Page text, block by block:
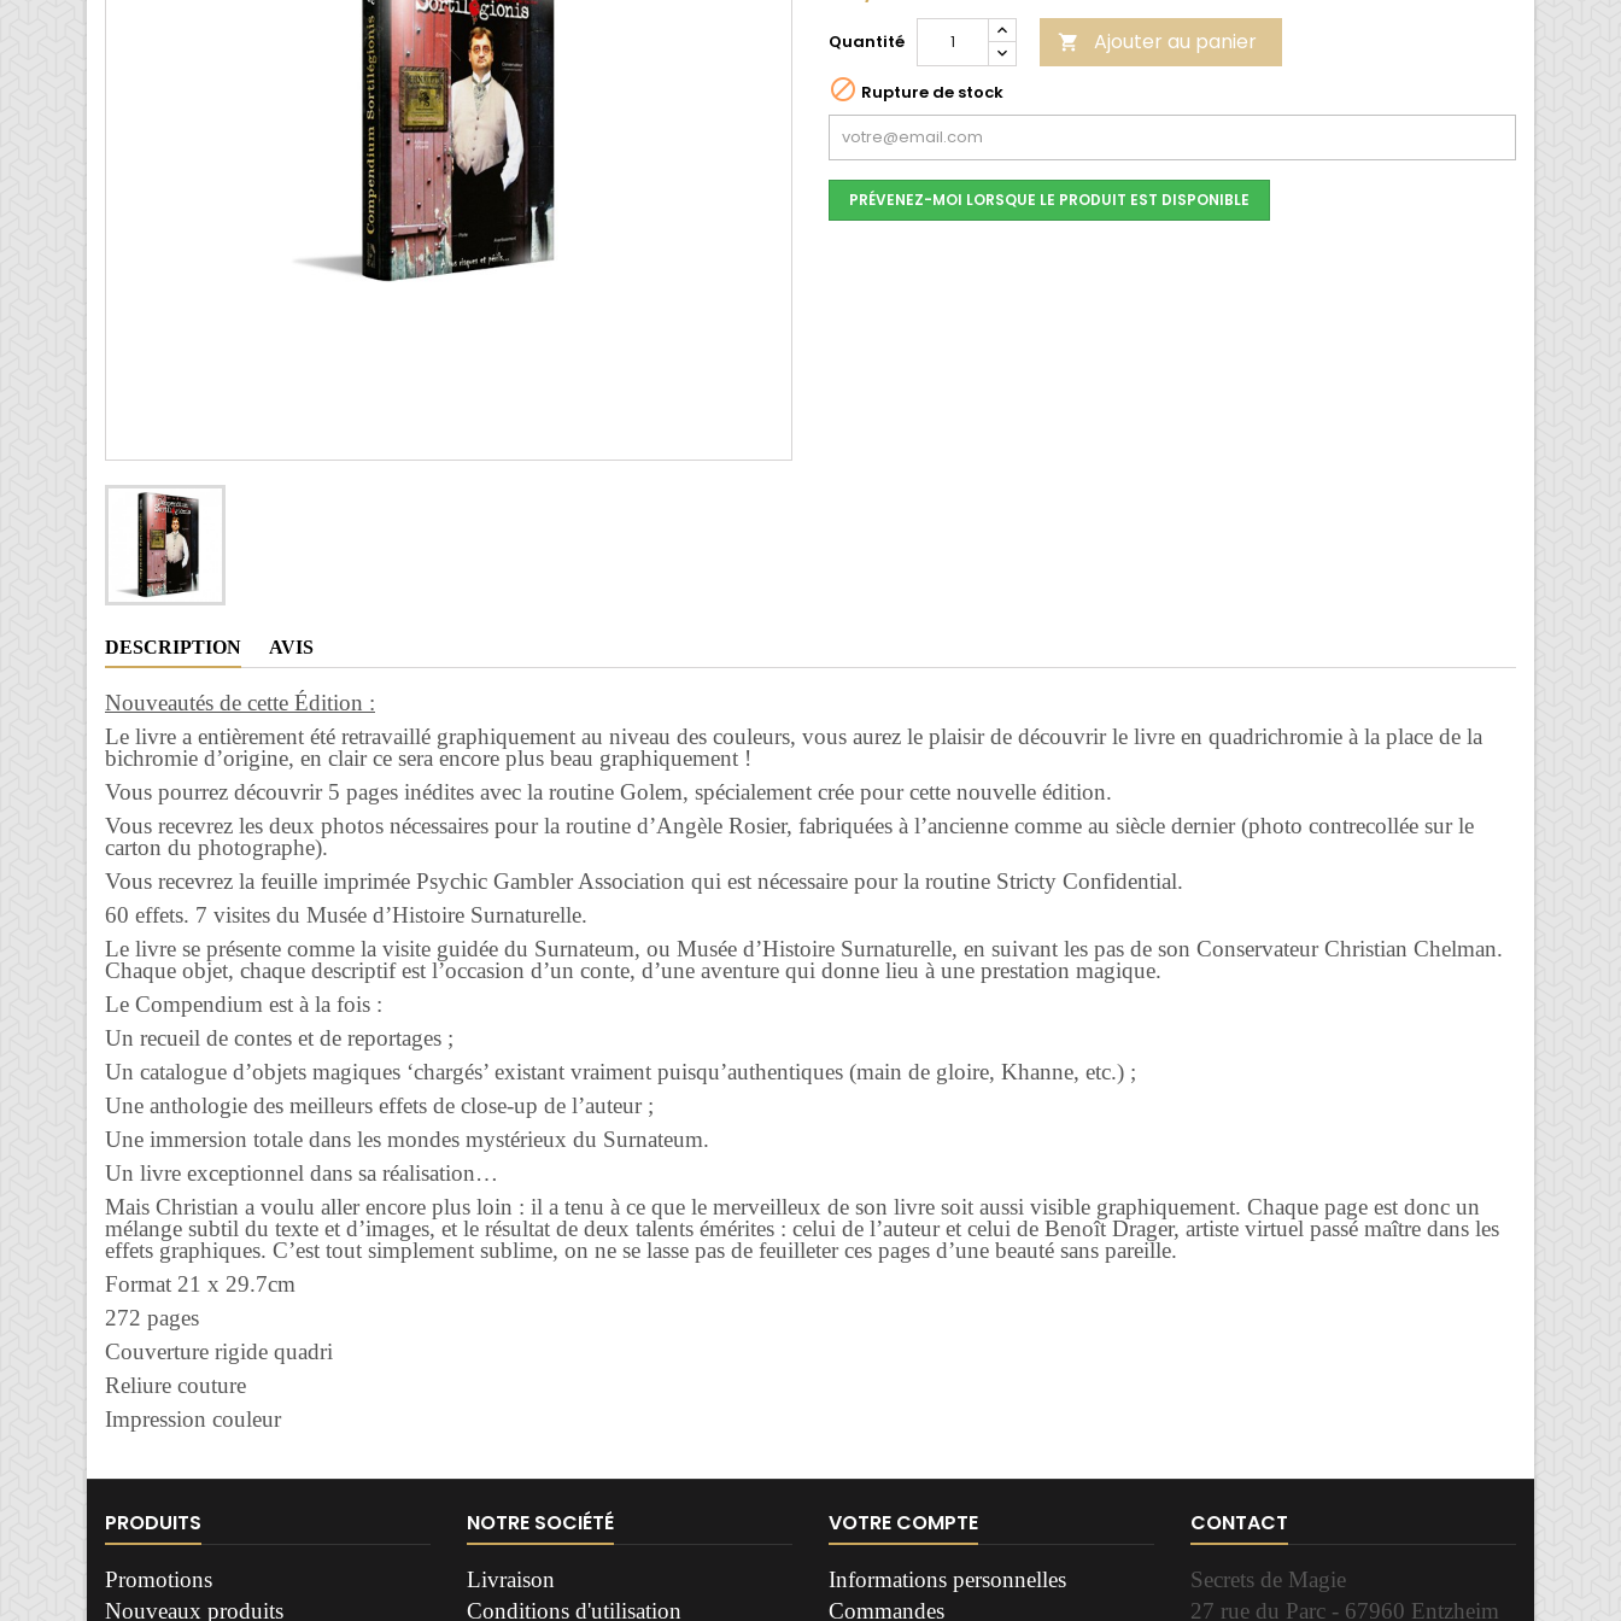
Quantité  Ajouter au panier
 Rupture de stock
PRÉVENEZ-MOI LORSQUE LE PRODUIT EST DISPONIBLE
DESCRIPTION AVIS
Nouveautés de cette Édition :
Le livre a entièrement été retravaillé graphiquement au niveau des couleurs, vous aurez le plaisir de découvrir le livre en quadrichromie à la place de la
bichromie d’origine, en clair ce sera encore plus beau graphiquement !
Vous pourrez découvrir 5 pages inédites avec la routine Golem, spécialement crée pour cette nouvelle édition.
Vous recevrez les deux photos nécessaires pour la routine d’Angèle Rosier, fabriquées à l’ancienne comme au siècle dernier (photo contrecollée sur le
carton du photographe).
Vous recevrez la feuille imprimée Psychic Gambler Association qui est nécessaire pour la routine Stricty Confidential.
60 effets. 7 visites du Musée d’Histoire Surnaturelle.
Le livre se présente comme la visite guidée du Surnateum, ou Musée d’Histoire Surnaturelle, en suivant les pas de son Conservateur Christian Chelman.
Chaque objet, chaque descriptif est l’occasion d’un conte, d’une aventure qui donne lieu à une prestation magique.
Le Compendium est à la fois :
Un recueil de contes et de reportages ;
Un catalogue d’objets magiques ‘chargés’ existant vraiment puisqu’authentiques (main de gloire, Khanne, etc.) ;
Une anthologie des meilleurs effets de close-up de l’auteur ;
Une immersion totale dans les mondes mystérieux du Surnateum.
Un livre exceptionnel dans sa réalisation…
Mais Christian a voulu aller encore plus loin : il a tenu à ce que le merveilleux de son livre soit aussi visible graphiquement. Chaque page est donc un
mélange subtil du texte et d’images, et le résultat de deux talents émérites : celui de l’auteur et celui de Benoît Drager, artiste virtuel passé maître dans les
effets graphiques. C’est tout simplement sublime, on ne se lasse pas de feuilleter ces pages d’une beauté sans pareille.
Format 21 x 29.7cm
272 pages
Couverture rigide quadri
Reliure couture
Impression couleur
PRODUITS
Promotions
Nouveaux produits
NOTRE SOCIÉTÉ
Livraison
Conditions d'utilisation
VOTRE COMPTE
Informations personnelles
Commandes
CONTACT
Secrets de Magie
27 rue du Parc - 67960 Entzheim